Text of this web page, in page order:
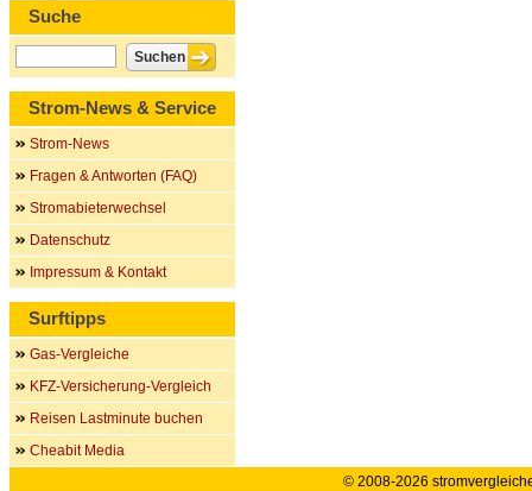
Suche
Strom-News & Service
Strom-News
Fragen & Antworten (FAQ)
Stromabieterwechsel
Datenschutz
Impressum & Kontakt
Surftipps
Gas-Vergleiche
KFZ-Versicherung-Vergleich
Reisen Lastminute buchen
Cheabit Media
© 2008-2026